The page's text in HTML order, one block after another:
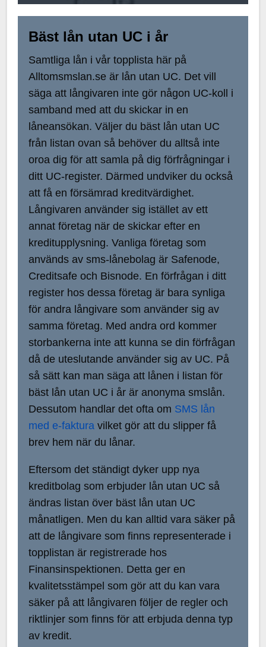
Bäst lån utan UC i år
Samtliga lån i vår topplista här på
Alltomsmslan.se är lån utan UC. Det vill
säga att långivaren inte gör någon UC-koll i
samband med att du skickar in en
låneansökan. Väljer du bäst lån utan UC
från listan ovan så behöver du alltså inte
oroa dig för att samla på dig förfrågningar i
ditt UC-register. Därmed undviker du också
att få en försämrad kreditvärdighet.
Långivaren använder sig istället av ett
annat företag när de skickar efter en
kreditupplysning. Vanliga företag som
används av sms-lånebolag är Safenode,
Creditsafe och Bisnode. En förfrågan i ditt
register hos dessa företag är bara synliga
för andra långivare som använder sig av
samma företag. Med andra ord kommer
storbankerna inte att kunna se din förfrågan
då de uteslutande använder sig av UC. På
så sätt kan man säga att lånen i listan för
bäst lån utan UC i år är anonyma smslån.
Dessutom handlar det ofta om SMS lån
med e-faktura vilket gör att du slipper få
brev hem när du lånar.
Eftersom det ständigt dyker upp nya
kreditbolag som erbjuder lån utan UC så
ändras listan över bäst lån utan UC
månatligen. Men du kan alltid vara säker på
att de långivare som finns representerade i
topplistan är registrerade hos
Finansinspektionen. Detta ger en
kvalitetsstämpel som gör att du kan vara
säker på att långivaren följer de regler och
riktlinjer som finns för att erbjuda denna typ
av kredit.